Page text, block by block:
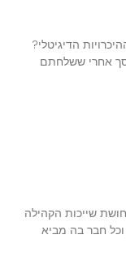
הדיגיטלי?
אחרי ששלחתם
שייכות הקהילה
חבר בה מביא